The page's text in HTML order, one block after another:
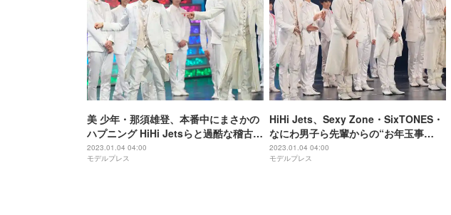
美 少年・那須雄登、本番中にまさかの
ハプニング HiHi Jetsらと過酷な稽古も
振り返る＜「JOHNNYS’ World Next
Stage」会見取材＞
2023.01.04 04:00
モデルプレス
HiHi Jets、Sexy Zone・SixTONES・
なにわ男子ら先輩からの“お年玉事
情”告白「楽屋に押しかけて…」＜
「JOHNNYS’ World Next Stage」会
2023.01.04 04:00
モデルプレス